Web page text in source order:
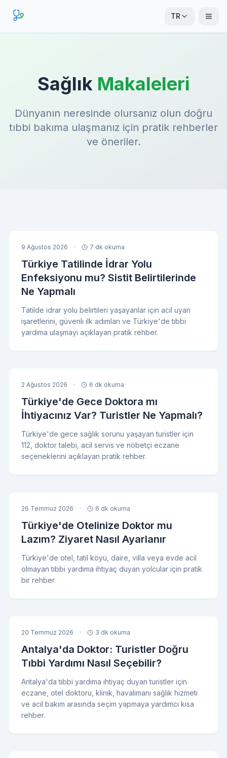
TR
Sağlık Makaleleri
Dünyanın neresinde olursanız olun doğru
tıbbi bakıma ulaşmanız için pratik rehberler
ve öneriler.
9 Ağustos 2026 · 7 dk okuma
Türkiye Tatilinde İdrar Yolu
Enfeksiyonu mu? Sistit Belirtilerinde
Ne Yapmalı
Tatilde idrar yolu belirtileri yaşayanlar için acil uyarı
işaretlerini, güvenli ilk adımları ve Türkiye'de tıbbi
yardıma ulaşmayı açıklayan pratik rehber.
2 Ağustos 2026 · 6 dk okuma
Türkiye'de Gece Doktora mı
İhtiyacınız Var? Turistler Ne Yapmalı?
Türkiye'de gece sağlık sorunu yaşayan turistler için
112, doktor talebi, acil servis ve nöbetçi eczane
seçeneklerini açıklayan pratik rehber.
26 Temmuz 2026 · 6 dk okuma
Türkiye'de Otelinize Doktor mu
Lazım? Ziyaret Nasıl Ayarlanır
Türkiye'de otel, tatil köyü, daire, villa veya evde acil
olmayan tıbbi yardıma ihtiyaç duyan yolcular için pratik
bir rehber.
20 Temmuz 2026 · 3 dk okuma
Antalya'da Doktor: Turistler Doğru
Tıbbi Yardımı Nasıl Seçebilir?
Antalya'da tıbbi yardıma ihtiyaç duyan turistler için
eczane, otel doktoru, klinik, havalimanı sağlık hizmeti
ve acil bakım arasında seçim yapmaya yardımcı kısa
rehber.